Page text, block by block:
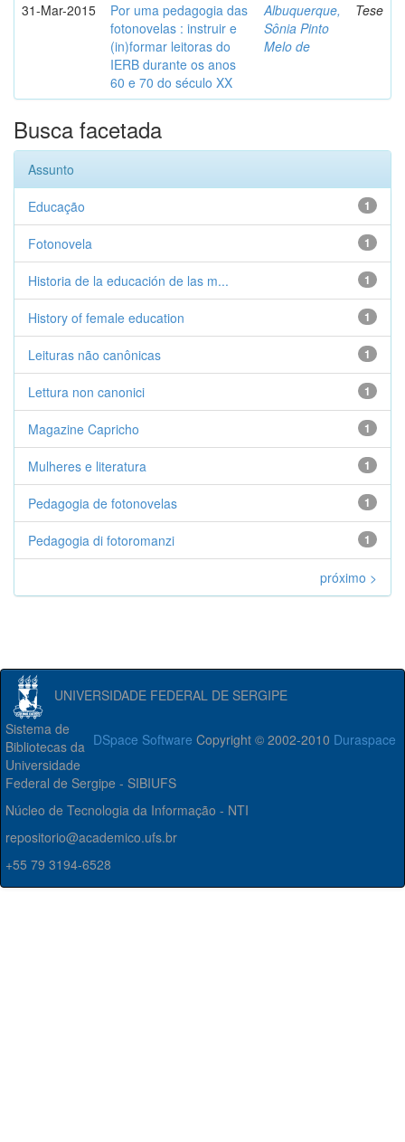
31-Mar-2015
Por uma pedagogia das
fotonovelas : instruir e
(in)formar leitoras do
IERB durante os anos
60 e 70 do século XX
Albuquerque,
Sônia Pinto
Melo de
Tese
Busca facetada
Assunto
1
Educação
1
Fotonovela
1
Historia de la educación de las m...
1
History of female education
1
Leituras não canônicas
1
Lettura non canonici
1
Magazine Capricho
1
Mulheres e literatura
1
Pedagogia de fotonovelas
1
Pedagogia di fotoromanzi
próximo >
UNIVERSIDADE FEDERAL DE SERGIPE
DSpace Software Copyright © 2002-2010 Duraspace
Sistema de
Bibliotecas da
Universidade
Federal de Sergipe - SIBIUFS
Núcleo de Tecnologia da Informação - NTI
repositorio@academico.ufs.br
+55 79 3194-6528